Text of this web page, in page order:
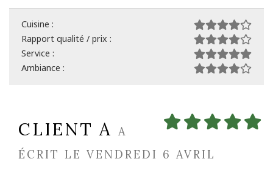
Cuisine :
Rapport qualité / prix :
Service :
Ambiance :
CLIENT A A
ÉCRIT LE VENDREDI 6 AVRIL